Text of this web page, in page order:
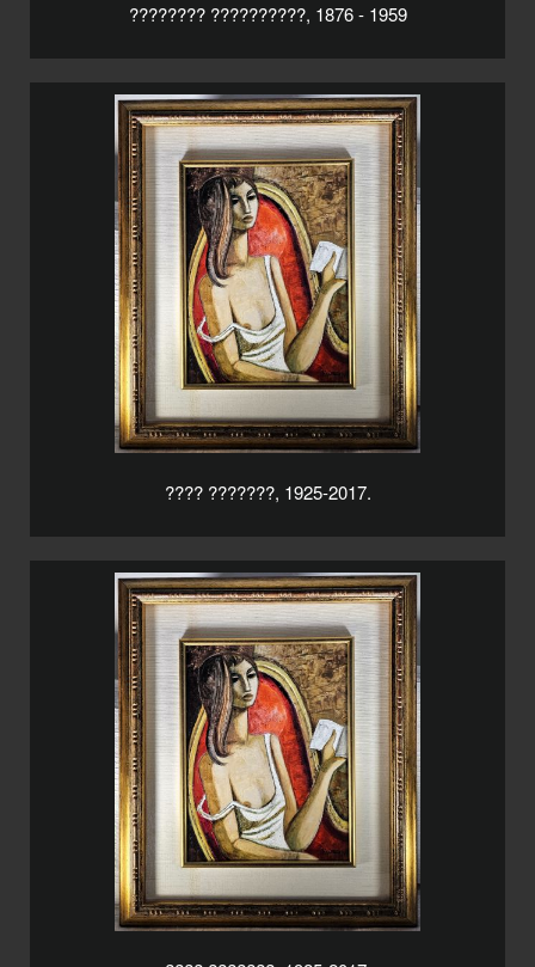
???????? ??????????, 1876 - 1959
???? ???????, 1925-2017.